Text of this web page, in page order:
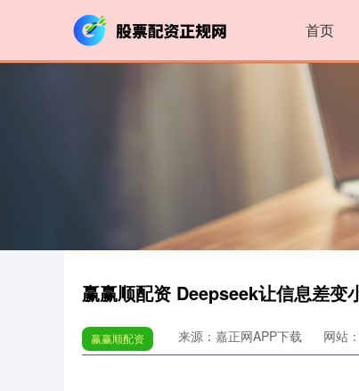
首页
赢赢顺配资 Deepseek让信息差变
赢赢顺配资 来源：嘉正网APP下载 网站